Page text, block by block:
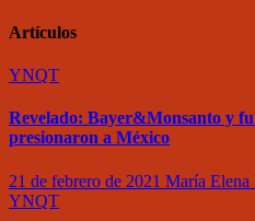
Artículos
YNQT
Revelado: Bayer&Monsanto y
presionaron a México
21 de febrero de 2021 María Elena
YNQT